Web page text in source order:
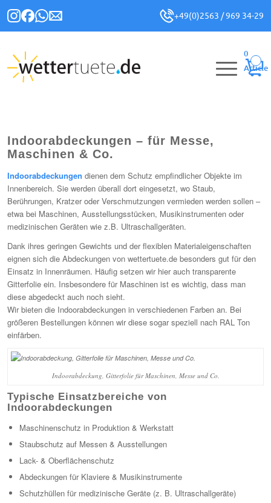
+49(0)2563 / 969 34-29
0
Article
Indoorabdeckungen – für Messe,
Maschinen & Co.
Indoorabdeckungen dienen dem Schutz empfindlicher Objekte im
Innenbereich. Sie werden überall dort eingesetzt, wo Staub,
Berührungen, Kratzer oder Verschmutzungen vermieden werden sollen –
etwa bei Maschinen, Ausstellungsstücken, Musikinstrumenten oder
medizinischen Geräten wie z.B. Ultraschallgeräten.
Dank ihres geringen Gewichts und der flexiblen Materialeigenschaften
eignen sich die Abdeckungen von wettertuete.de besonders gut für den
Einsatz in Innenräumen. Häufig setzen wir hier auch transparente
Gitterfolie ein. Insbesondere für Maschinen ist es wichtig, dass man
diese abgedeckt auch noch sieht.
Wir bieten die Indoorabdeckungen in verschiedenen Farben an. Bei
größeren Bestellungen können wir diese sogar speziell nach RAL Ton
einfärben.
Indoorabdeckung, Gitterfolie für Maschinen, Messe und Co.
Typische Einsatzbereiche von
Indoorabdeckungen
Maschinenschutz in Produktion & Werkstatt
Staubschutz auf Messen & Ausstellungen
Lack- & Oberflächenschutz
Abdeckungen für Klaviere & Musikinstrumente
Schutzhüllen für medizinische Geräte (z. B. Ultraschallgeräte)